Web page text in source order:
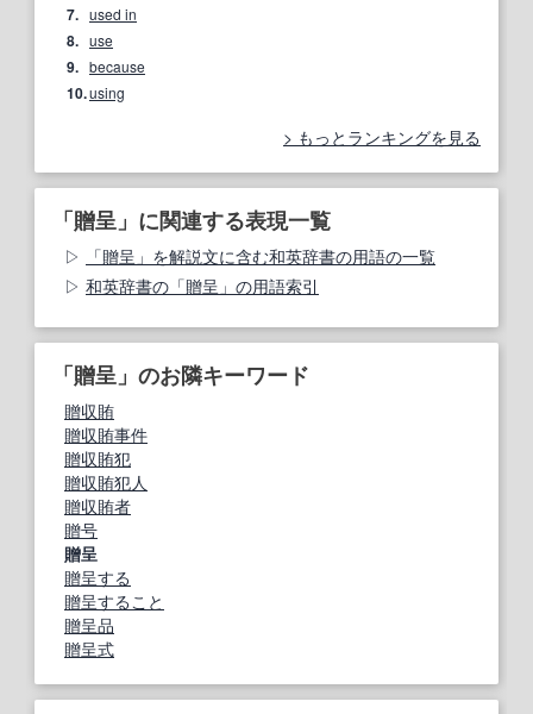
7. used in
8. use
9. because
10.using
もっとランキングを見る
「贈呈」に関連する表現一覧
「贈呈」を解説文に含む和英辞書の用語の一覧
和英辞書の「贈呈」の用語索引
「贈呈」のお隣キーワード
贈収賄
贈収賄事件
贈収賄犯
贈収賄犯人
贈収賄者
贈号
贈呈
贈呈する
贈呈すること
贈呈品
贈呈式